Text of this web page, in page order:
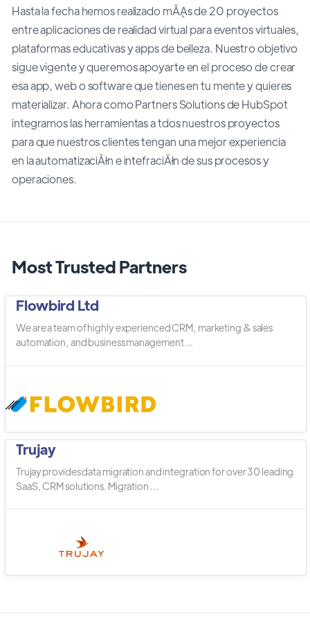
Hasta la fecha hemos realizado mĂĄs de 20 proyectos
entre aplicaciones de realidad virtual para eventos virtuales,
plataformas educativas y apps de belleza. Nuestro objetivo
sigue vigente y queremos apoyarte en el proceso de crear
esa app, web o software que tienes en tu mente y quieres
materializar. Ahora como Partners Solutions de HubSpot
integramos las herramientas a tdos nuestros proyectos
para que nuestros clientes tengan una mejor experiencia
en la automatizaciĂłn e intefraciĂłn de sus procesos y
operaciones.
Most Trusted Partners
Flowbird Ltd
We are a team of highly experienced CRM, marketing & sales
automation, and business management ...
Trujay
Trujay provides data migration and integration for over 30 leading
SaaS, CRM solutions. Migration ...